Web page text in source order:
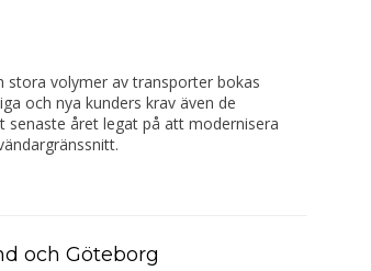
stora volymer av transporter bokas
och nya kunders krav även de
året legat på att modernisera
och Göteborg